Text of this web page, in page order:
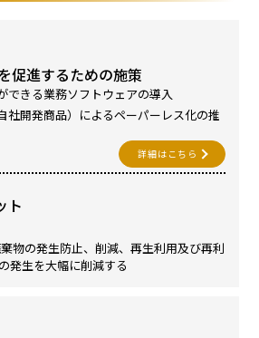
促進するための施策
できる業務ソフトウェアの導入
社開発商品）によるペーパーレス化の推
詳細はこちら
ト
物の発生防止、削減、再生利用及び再利
発生を大幅に削減する